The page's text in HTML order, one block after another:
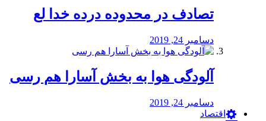
تصادف در محدوده درده خدا لع
دسامبر 24, 2019
آلودگی هوا به بخش آسارا هم رسی
دسامبر 24, 2019
اقتصاد